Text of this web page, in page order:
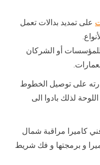
على تمديد بدالات تعمل
أو الشركان
على توصيل الخطوط
لذلك بادوا الى
كاميرا مراقبة شمال
و برمجتها و فك شريط